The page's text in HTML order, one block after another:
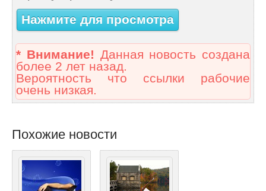
Нажмите для просмотра
* Внимание! Данная новость создана
более 2 лет назад.
Вероятность что ссылки рабочие
очень низкая.
Похожие новости